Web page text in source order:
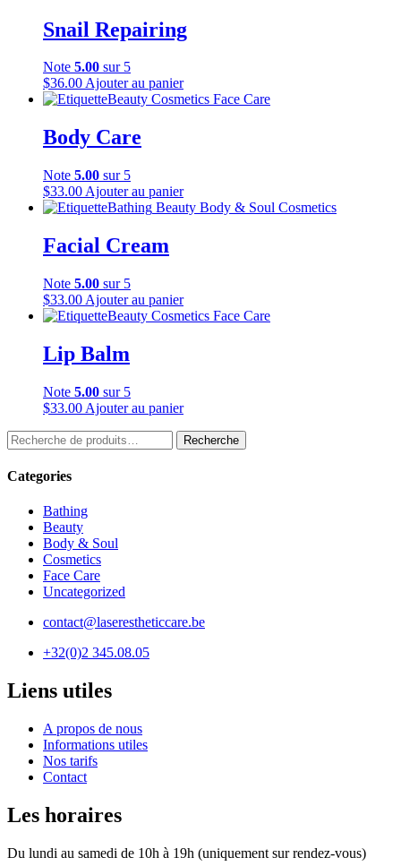
Snail Repairing
Note 5.00 sur 5
$36.00Ajouter au panier
Beauty Cosmetics Face Care
Body Care
Note 5.00 sur 5
$33.00 Ajouter au panier
Bathing Beauty Body & Soul Cosmetics
Facial Cream
Note 5.00 sur 5
$33.00 Ajouter au panier
Beauty Cosmetics Face Care
Lip Balm
Note 5.00 sur 5
$33.00 Ajouter au panier
Recherche
pour :
Recherche
Categories
Bathing
Beauty
Body & Soul
Cosmetics
Face Care
Uncategorized
contact@laserestheticcare.be
+32(0)2 345.08.05
Liens utiles
A propos de nous
Informations utiles
Nos tarifs
Contact
Les horaires
Du lundi au samedi de 10h à 19h (uniquement sur rendez-vous)